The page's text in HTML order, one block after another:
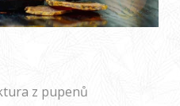
z pupenů